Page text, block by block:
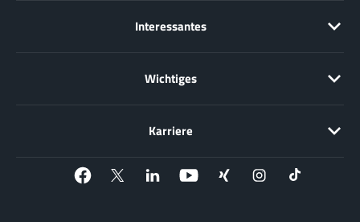
Interessantes
Wichtiges
Karriere